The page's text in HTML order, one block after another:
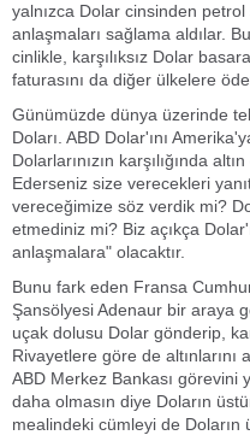
yalnızca Dolar cinsinden petrol
anlaşmaları sağlama aldılar.
cinlikle, karşılıksız Dolar
faturasını da diğer ülkelere
Günümüzde dünya üzerinde
Doları. ABD Dolar'ını
Dolarlarınızın karşılığında
Ederseniz size verecekleri
vereceğimize söz verdik mi?
etmediniz mi? Biz açıkça
anlaşmalara" olacaktır.
Bunu fark eden Fransa
Şansölyesi Adenaur bir araya
uçak dolusu Dolar gönderip,
Rivayetlere göre de altınlarını
ABD Merkez Bankası
daha olmasın diye Doların
mealindeki cümleyi de Doların